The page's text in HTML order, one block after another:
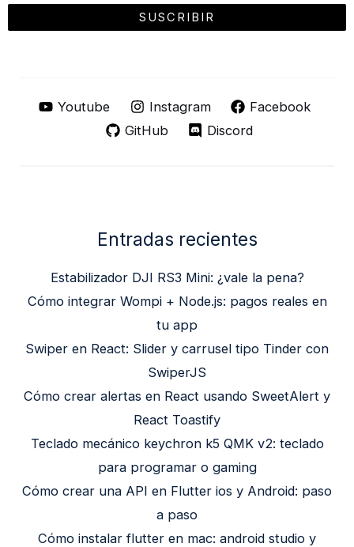
Youtube Instagram
Facebook
GitHub
Discord
Entradas recientes
Estabilizador DJI RS3 Mini: ¿vale la pena?
Cómo integrar Wompi + Node.js: pagos reales en
tu app
Swiper en React: Slider y carrusel tipo Tinder con
SwiperJS
Cómo crear alertas en React usando SweetAlert y
React Toastify
Teclado mecánico keychron k5 QMK v2: teclado
para programar o gaming
Cómo crear una API en Flutter ios y Android: paso
a paso
Cómo instalar flutter en mac: android studio y